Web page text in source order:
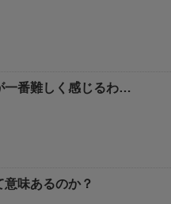
一番難しく感じるわ…
意味あるのか？